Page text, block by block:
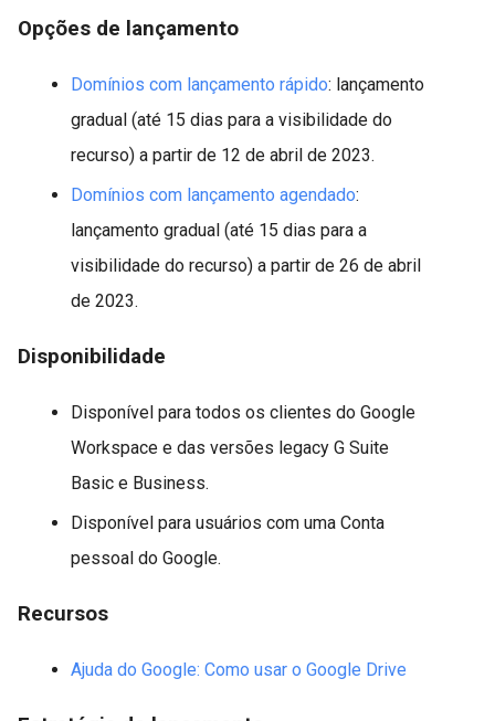
Opções de lançamento
Domínios com lançamento rápido: lançamento
gradual (até 15 dias para a visibilidade do
recurso) a partir de 12 de abril de 2023.
Domínios com lançamento agendado:
lançamento gradual (até 15 dias para a
visibilidade do recurso) a partir de 26 de abril
de 2023.
Disponibilidade
Disponível para todos os clientes do Google
Workspace e das versões legacy G Suite
Basic e Business.
Disponível para usuários com uma Conta
pessoal do Google.
Recursos
Ajuda do Google: Como usar o Google Drive